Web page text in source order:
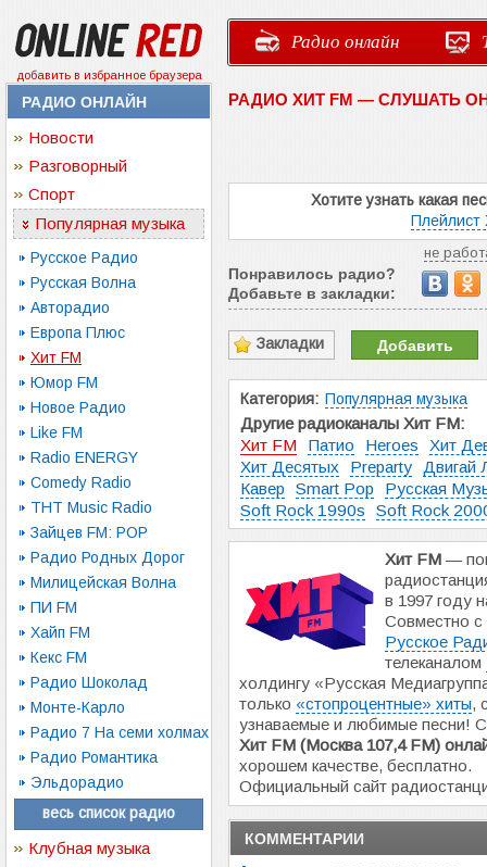
добавить в избранное браузера
Радио онлайн
РАДИО ОНЛАЙН
Новости
Разговорный
Спорт
Популярная музыка
Русское Радио
Русская Волна
Авторадио
Европа Плюс
Хит FM
Юмор FM
Новое Радио
Like FM
Radio ENERGY
Comedy Radio
ТНТ Music Radio
Зайцев FM: POP
Радио Родных Дорог
Милицейская Волна
ПИ FM
Хайп FM
Кекс FM
Радио Шоколад
Монте-Карло
Радио 7 На семи холмах
Радио Романтика
Эльдорадио
весь список радио
Клубная музыка
РАДИО ХИТ FM — СЛУШАТЬ
Хотите узнать какая
Плейлист
не
Понравилось радио?
Добавьте в закладки:
Закладки Добавить
Категория: Популярная музыка
Другие радиоканалы Хит FM:
Хит FM
Патио Heroes
Хит
Хит Десятых
Preparty
Двигай
Кавер
Smart Pop
Русская
Soft Rock 1990s
Soft Rock
Хит FM —
в 1997 году
Совместно
Русское
телеканалом
холдингу «Русская
только «стопроцентные» хиты,
узнаваемые и любимые песни!
Хит FM (Москва 107,4 FM)
хорошем качестве, бесплатно.
Официальный сайт
КОММЕНТАРИИ